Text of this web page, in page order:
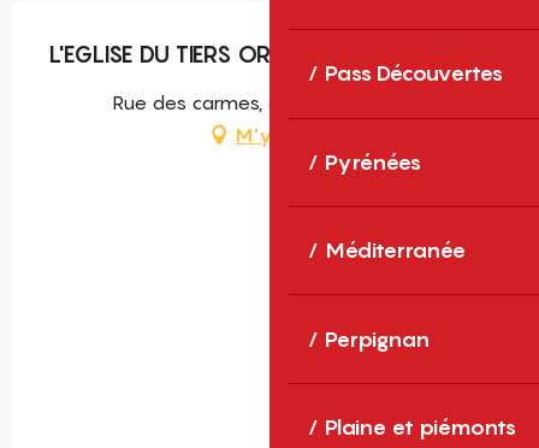
Pass Découvertes
Pyrénées
Méditerranée
Perpignan
Plaine et piémonts
L'EGLISE DU TIERS ORDRE DES CARMES
Rue des carmes, 66130 Ille-sur-Têt
M'y rendre